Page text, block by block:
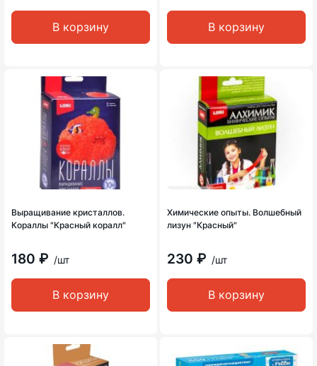
В корзину В корзину
Выращивание кристаллов.
Кораллы "Красный коралл"
180 ₽ /шт
В корзину
Химические опыты. Волшебный
лизун "Красный"
230 ₽ /шт
В корзину